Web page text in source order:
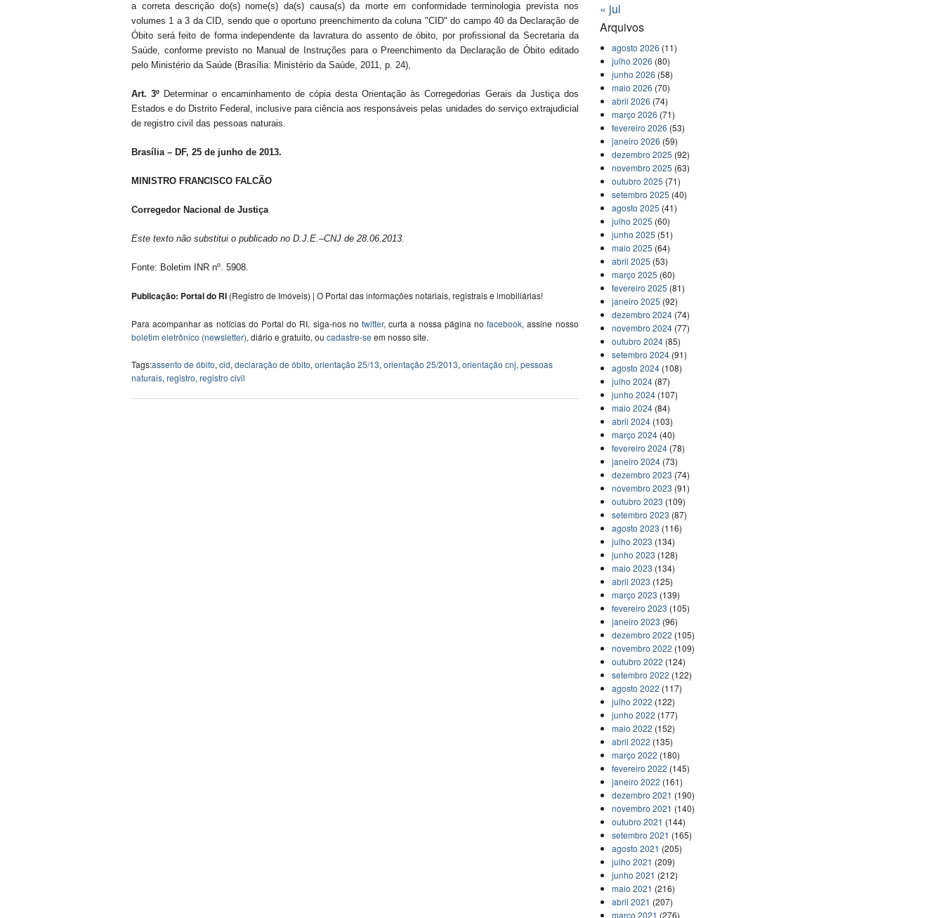
a correta descrição do(s) nome(s) da(s) causa(s) da morte em conformidade terminologia prevista nos
volumes 1 a 3 da CID, sendo que o oportuno preenchimento da coluna "CID" do campo 40 da Declaração de
Óbito será feito de forma independente da lavratura do assento de óbito, por profissional da Secretaria da
Saúde, conforme previsto no Manual de Instruções para o Preenchimento da Declaração de Óbito editado
pelo Ministério da Saúde (Brasília: Ministério da Saúde, 2011, p. 24),
Art. 3º Determinar o encaminhamento de cópia desta Orientação às Corregedorias Gerais da Justiça dos
Estados e do Distrito Federal, inclusive para ciência aos responsáveis pelas unidades do serviço extrajudicial
de registro civil das pessoas naturais.
Brasília – DF, 25 de junho de 2013.
MINISTRO FRANCISCO FALCÃO
Corregedor Nacional de Justiça
Este texto não substitui o publicado no D.J.E.–CNJ de 28.06.2013.
Fonte: Boletim INR nº. 5908.
Publicação: Portal do RI (Registro de Imóveis) | O Portal das informações notariais, registrais e imobiliárias!
Para acompanhar as notícias do Portal do RI, siga-nos notwitter, curta a nossa página nofacebook, assine nosso
boletim eletrônico (newsletter), diário e gratuito, ou cadastre-se em nosso site.
Tags:assento de óbito, cid, declaração de óbito, orientação 25/13, orientação 25/2013, orientação cnj, pessoas
naturais, registro, registro civil
« jul
Arquivos
agosto 2026 (11)
julho 2026 (80)
junho 2026 (58)
maio 2026 (70)
abril 2026 (74)
março 2026 (71)
fevereiro 2026 (53)
janeiro 2026 (59)
dezembro 2025 (92)
novembro 2025 (63)
outubro 2025 (71)
setembro 2025 (40)
agosto 2025 (41)
julho 2025 (60)
junho 2025 (51)
maio 2025 (64)
abril 2025 (53)
março 2025 (60)
fevereiro 2025 (81)
janeiro 2025 (92)
dezembro 2024 (74)
novembro 2024 (77)
outubro 2024 (85)
setembro 2024 (91)
agosto 2024 (108)
julho 2024 (87)
junho 2024 (107)
maio 2024 (84)
abril 2024 (103)
março 2024 (40)
fevereiro 2024 (78)
janeiro 2024 (73)
dezembro 2023 (74)
novembro 2023 (91)
outubro 2023 (109)
setembro 2023 (87)
agosto 2023 (116)
julho 2023 (134)
junho 2023 (128)
maio 2023 (134)
abril 2023 (125)
março 2023 (139)
fevereiro 2023 (105)
janeiro 2023 (96)
dezembro 2022 (105)
novembro 2022 (109)
outubro 2022 (124)
setembro 2022 (122)
agosto 2022 (117)
julho 2022 (122)
junho 2022 (177)
maio 2022 (152)
abril 2022 (135)
março 2022 (180)
fevereiro 2022 (145)
janeiro 2022 (161)
dezembro 2021 (190)
novembro 2021 (140)
outubro 2021 (144)
setembro 2021 (165)
agosto 2021 (205)
julho 2021 (209)
junho 2021 (212)
maio 2021 (216)
abril 2021 (207)
março 2021 (276)